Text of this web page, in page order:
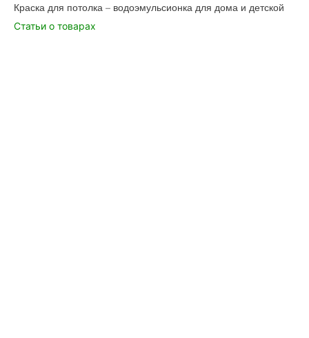
Краска для потолка – водоэмульсионка для дома и детской
Статьи о товарах